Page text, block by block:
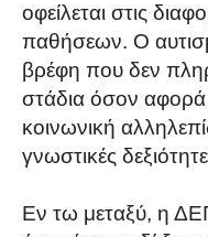
οφείλεται στις
παθήσεων. Ο
βρέφη που δεν
στάδια όσον αφορά
κοινωνική
γνωστικές
Εν τω μεταξύ, η